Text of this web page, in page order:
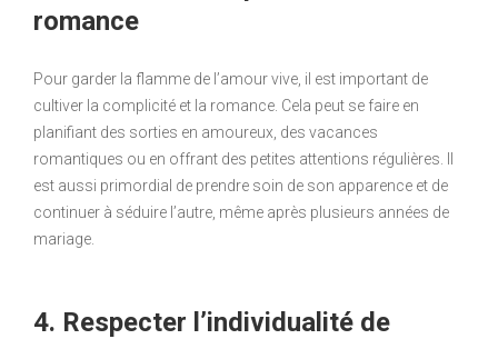
romance
Pour garder la flamme de l’amour vive, il est important de
cultiver la complicité et la romance. Cela peut se faire en
planifiant des sorties en amoureux, des vacances
romantiques ou en offrant des petites attentions régulières. Il
est aussi primordial de prendre soin de son apparence et de
continuer à séduire l’autre, même après plusieurs années de
mariage.
4. Respecter l’individualité de